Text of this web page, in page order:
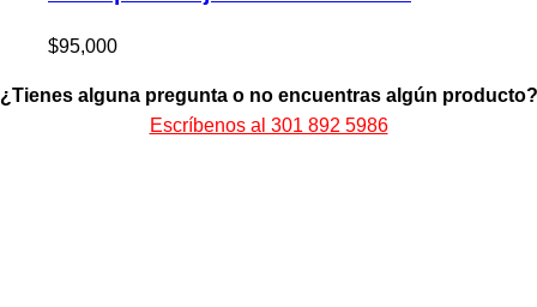
$95,000
¿Tienes alguna pregunta o no encuentras algún producto?
Escríbenos al 301 892 5986